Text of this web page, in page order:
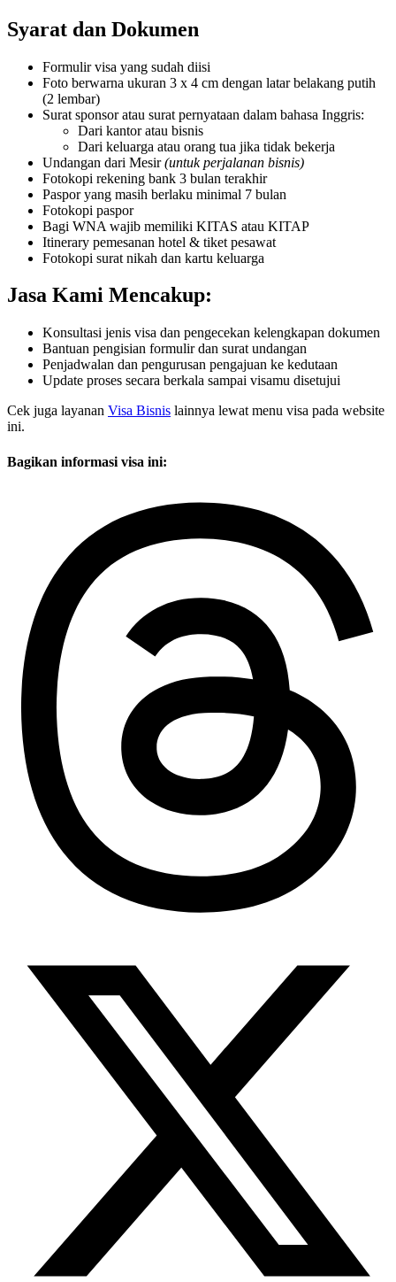
Syarat dan Dokumen
Formulir visa yang sudah diisi
Foto berwarna ukuran 3 x 4 cm dengan latar belakang putih
(2 lembar)
Surat sponsor atau surat pernyataan dalam bahasa Inggris:
Dari kantor atau bisnis
Dari keluarga atau orang tua jika tidak bekerja
Undangan dari Mesir(untuk perjalanan bisnis)
Fotokopi rekening bank 3 bulan terakhir
Paspor yang masih berlaku minimal 7 bulan
Fotokopi paspor
Bagi WNA wajib memiliki KITAS atau KITAP
Itinerary pemesanan hotel & tiket pesawat
Fotokopi surat nikah dan kartu keluarga
Jasa Kami Mencakup:
Konsultasi jenis visa dan pengecekan kelengkapan dokumen
Bantuan pengisian formulir dan surat undangan
Penjadwalan dan pengurusan pengajuan ke kedutaan
Update proses secara berkala sampai visamu disetujui
Cek juga layanan Visa Bisnis lainnya lewat menu visa pada website
ini.
Bagikan informasi visa ini: